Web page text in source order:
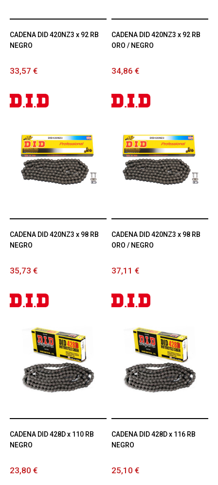
CADENA DID 420NZ3 x 92 RB
NEGRO
33,57 €
CADENA DID 420NZ3 x 92 RB
ORO / NEGRO
34,86 €
CADENA DID 420NZ3 x 98 RB
NEGRO
35,73 €
CADENA DID 420NZ3 x 98 RB
ORO / NEGRO
37,11 €
CADENA DID 428D x 110 RB
NEGRO
23,80 €
CADENA DID 428D x 116 RB
NEGRO
25,10 €